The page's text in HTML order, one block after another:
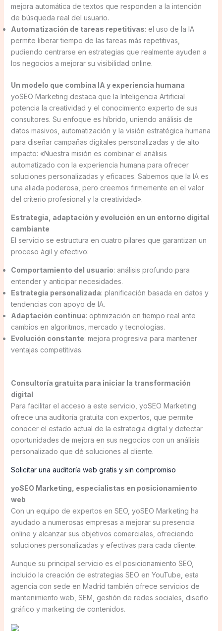
mejora automática de textos que responden a la intención
de búsqueda real del usuario.
Automatización de tareas repetitivas: el uso de la IA
permite liberar tiempo de las tareas más repetitivas,
pudiendo centrarse en estrategias que realmente ayuden a
los negocios a mejorar su visibilidad online.
Un modelo que combina IA y experiencia humana
yoSEO Marketing destaca que la Inteligencia Artificial
potencia la creatividad y el conocimiento experto de sus
consultores. Su enfoque es híbrido, uniendo análisis de
datos masivos, automatización y la visión estratégica humana
para diseñar campañas digitales personalizadas y de alto
impacto: «Nuestra misión es combinar el análisis
automatizado con la experiencia humana para ofrecer
soluciones personalizadas y eficaces. Sabemos que la IA es
una aliada poderosa, pero creemos firmemente en el valor
del criterio profesional y la creatividad».
Estrategia, adaptación y evolución en un entorno digital
cambiante
El servicio se estructura en cuatro pilares que garantizan un
proceso ágil y efectivo:
Comportamiento del usuario: análisis profundo para
entender y anticipar necesidades.
Estrategia personalizada: planificación basada en datos y
tendencias con apoyo de IA.
Adaptación continua: optimización en tiempo real ante
cambios en algoritmos, mercado y tecnologías.
Evolución constante: mejora progresiva para mantener
ventajas competitivas.
Consultoría gratuita para iniciar la transformación
digital
Para facilitar el acceso a este servicio, yoSEO Marketing
ofrece una auditoría gratuita con expertos, que permite
conocer el estado actual de la estrategia digital y detectar
oportunidades de mejora en sus negocios con un análisis
personalizado que dé soluciones al cliente.
Solicitar una auditoría web gratis y sin compromiso
yoSEO Marketing, especialistas en posicionamiento
web
Con un equipo de expertos en SEO, yoSEO Marketing ha
ayudado a numerosas empresas a mejorar su presencia
online y alcanzar sus objetivos comerciales, ofreciendo
soluciones personalizadas y efectivas para cada cliente.
Aunque su principal servicio es el posicionamiento SEO,
incluido la creación de estrategias SEO en YouTube, esta
agencia con sede en Madrid también ofrece servicios de
mantenimiento web, SEM, gestión de redes sociales, diseño
gráfico y marketing de contenidos.